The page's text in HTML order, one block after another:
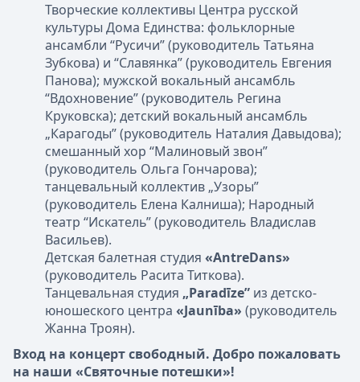
Творческие коллективы Центра русской
культуры Дома Единства: фольклорные
ансамбли “Русичи” (руководитель Татьяна
Зубкова) и “Славянка” (руководитель Евгения
Панова); мужской вокальный ансамбль
“Вдохновение” (руководитель Регина
Круковска); детский вокальный ансамбль
„Карагоды” (руководитель Наталия Давыдова);
смешанный хор “Малиновый звон”
(руководитель Ольга Гончарова);
танцевальный коллектив „Узоры”
(руководитель Елена Калниша); Народный
театр “Искатель” (руководитель Владислав
Васильев).
Детская балетная студия «AntreDans»
(руководитель Расита Титкова).
Танцевальная студия „Paradīze” из детско-
юношеского центра «Jaunība» (руководитель
Жанна Троян).
Вход на концерт свободный. Добро пожаловать
на наши «Святочные потешки»!